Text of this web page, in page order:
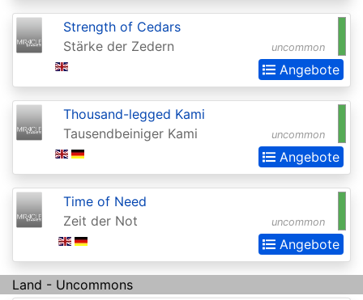
Dark
Ascension
Darksteel
Dissension
Dominaria
Dominaria
Remastered
Dominaria
Remastered:
Extras
Dominaria
uncommon
Strength of Cedars
Stärke der Zedern
Angebote
uncommon
Thousand-legged Kami
Tausendbeiniger Kami
Angebote
uncommon
Time of Need
Zeit der Not
Angebote
Land - Uncommons